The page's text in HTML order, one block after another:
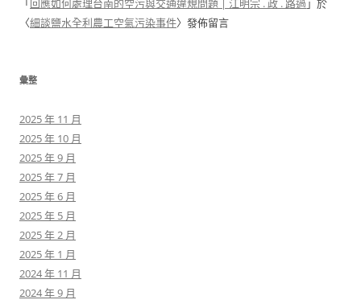
「回應如何處理台南的空污與交通違規問題 | 江明宗 . 政 . 路過 」於
〈細談鹽水全利農工空氣污染事件〉發佈留言
彙整
2025 年 11 月
2025 年 10 月
2025 年 9 月
2025 年 7 月
2025 年 6 月
2025 年 5 月
2025 年 2 月
2025 年 1 月
2024 年 11 月
2024 年 9 月